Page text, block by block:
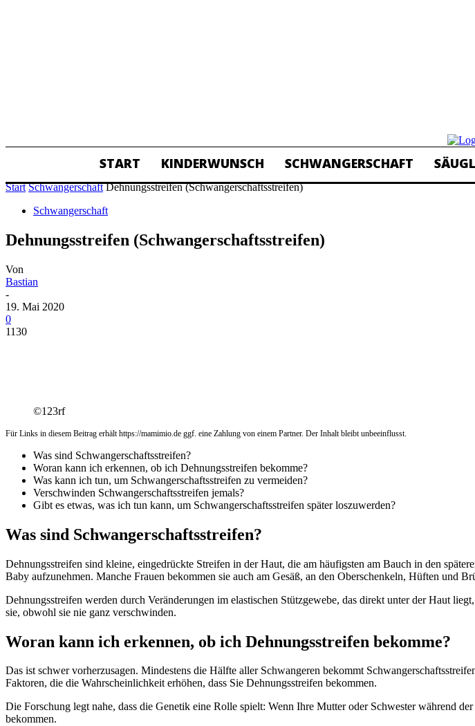
START KINDERWUNSCH SCHWANGERSCHAFT
Start Schwangerschaft Dehnungsstreifen (Schwangerschaftsstreifen)
Schwangerschaft
Dehnungsstreifen (Schwangerschaftsstreifen)
Von
Bastian
-
19. Mai 2020
0
1130
©123rf
Für Links in diesem Beitrag erhält https://mamimio.de ggf. eine Zahlung von einem Partner. Der Inhalt bleibt unbeeinflusst.
Was sind Schwangerschaftsstreifen?
Woran kann ich erkennen, ob ich Dehnungsstreifen bekomme?
Was kann ich tun, um Schwangerschaftsstreifen zu vermeiden?
Verschwinden Schwangerschaftsstreifen jemals?
Gibt es etwas, was ich tun kann, um Schwangerschaftsstreifen später loszuwerden?
Was sind Schwangerschaftsstreifen?
Dehnungsstreifen sind kleine, eingedrückte Streifen in der Haut, die am häufigsten am Bauch in den
Baby aufzunehmen. Manche Frauen bekommen sie auch am Gesäß, an den Oberschenkeln, Hüften und
Dehnungsstreifen werden durch Veränderungen im elastischen Stützgewebe, das direkt unter der Haut
sie, obwohl sie nie ganz verschwinden.
Woran kann ich erkennen, ob ich Dehnungsstreifen bekomme?
Das ist schwer vorherzusagen. Mindestens die Hälfte aller Schwangeren bekommt
Faktoren, die die Wahrscheinlichkeit erhöhen, dass Sie Dehnungsstreifen bekommen.
Die Forschung legt nahe, dass die Genetik eine Rolle spielt: Wenn Ihre Mutter oder Schwester während
bekommen.